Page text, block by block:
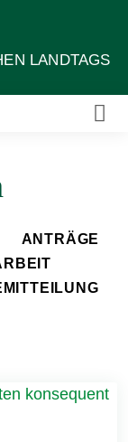
LANDTAGS
ANTRÄGE